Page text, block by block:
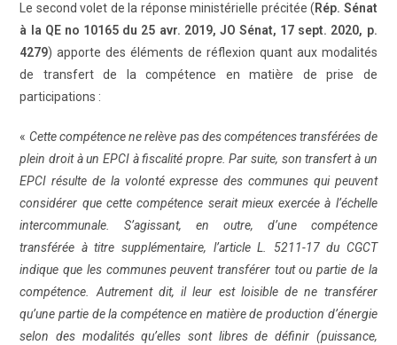
Le second volet de la réponse ministérielle précitée (Rép. Sénat
à la QE no 10165 du 25 avr. 2019, JO Sénat, 17 sept. 2020, p.
4279) apporte des éléments de réflexion quant aux modalités
de transfert de la compétence en matière de prise de
participations :
« Cette compétence ne relève pas des compétences transférées de
plein droit à un EPCI à fiscalité propre. Par suite, son transfert à un
EPCI résulte de la volonté expresse des communes qui peuvent
considérer que cette compétence serait mieux exercée à l’échelle
intercommunale. S’agissant, en outre, d’une compétence
transférée à titre supplémentaire, l’article L. 5211-17 du CGCT
indique que les communes peuvent transférer tout ou partie de la
compétence. Autrement dit, il leur est loisible de ne transférer
qu’une partie de la compétence en matière de production d’énergie
selon des modalités qu’elles sont libres de définir (puissance,